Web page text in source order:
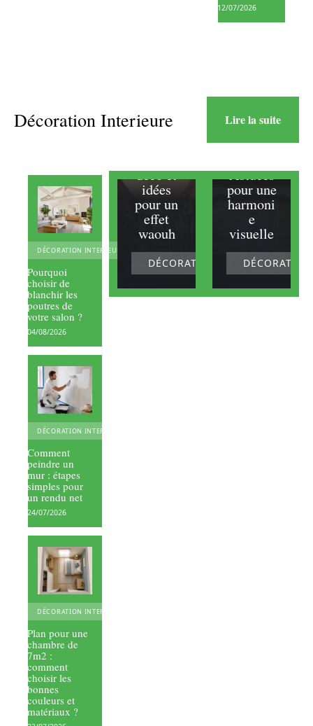
12/07/2026
Décoration Interieure Lire la suite
DÉCORATION INTERIEURE
Pourquoi
choisir de
blanchir les
poutres de
votre salon ?
04/08/2026
DÉCORATION INTERIEURE
Comment
peindre un
mur : étapes
simples pour
un rendu net
24/07/2026
DÉCORATION INTERIEURE
Plan pour une
chambre de
7m2 :
comment
choisir les
bonnes
couleurs et
matériaux ?
Couloir
déco et
idées
pour un
effet
waouh
DÉCORATION INTERIEURE
espaces
et
retrouss
Astuces
pour une
harmoni
e
visuelle